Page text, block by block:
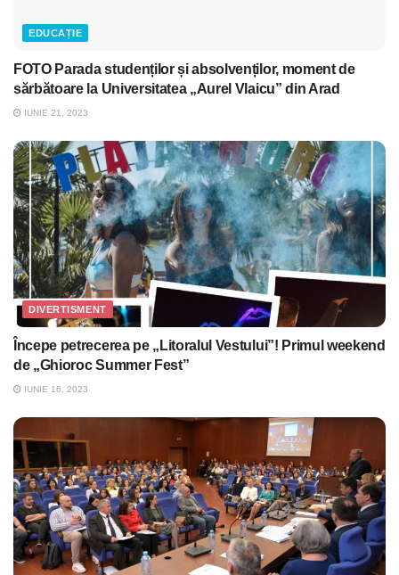
EDUCAȚIE
FOTO Parada studenților și absolvenților, moment de
sărbătoare la Universitatea „Aurel Vlaicu” din Arad
IUNIE 21, 2023
DIVERTISMENT
Începe petrecerea pe „Litoralul Vestului”! Primul weekend
de „Ghioroc Summer Fest”
IUNIE 16, 2023